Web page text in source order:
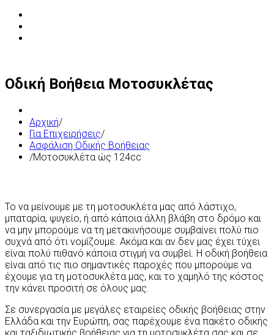
Οδική Βοήθεια Μοτοσυκλέτας
Αρχική/
Για Επιχειρήσεις/
Ασφάλιση Οδικής Βοήθειας
/Μοτοσυκλέτα ώς 124cc
Το να μείνουμε με τη μοτοσυκλέτα μας από λάστιχο,
μπαταρία, ψυγείο, ή από κάποια άλλη βλάβη στο δρόμο και
να μην μπορούμε να τη μετακινήσουμε συμβαίνει πολύ πιο
συχνά από ότι νομίζουμε. Ακόμα και αν δεν μας έχει τύχει
είναι πολύ πιθανό κάποια στιγμή να συμβεί. Η οδική βοήθεια
είναι από τις πιο σημαντικές παροχές που μπορούμε να
έχουμε για τη μοτοσυκλέτα μας, και το χαμηλό της κόστος
την κάνει προσιτή σε όλους μας.
Σε συνεργασία με μεγάλες εταιρείες οδικής βοήθειας στην
Ελλάδα και την Ευρώπη, σας παρέχουμε ένα πακέτο οδικής